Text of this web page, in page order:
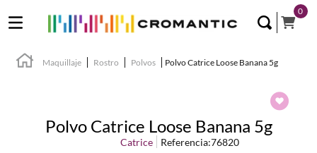
0
Maquillaje Rostro Polvos Polvo Catrice Loose Banana 5g
Polvo Catrice Loose Banana 5g
Catrice Referencia:76820